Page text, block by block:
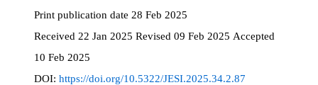
Print publication date 28 Feb 2025
Received 22 Jan 2025 Revised 09 Feb 2025 Accepted
10 Feb 2025
DOI: https://doi.org/10.5322/JESI.2025.34.2.87